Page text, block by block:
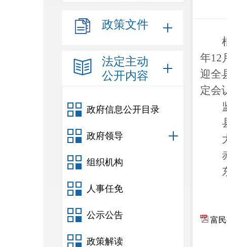
政策文件
法定主动
公开内容
政府信息公开目录
政府领导
组织机构
人事任免
公示公告
政策解读
年12
迎全
定会
富